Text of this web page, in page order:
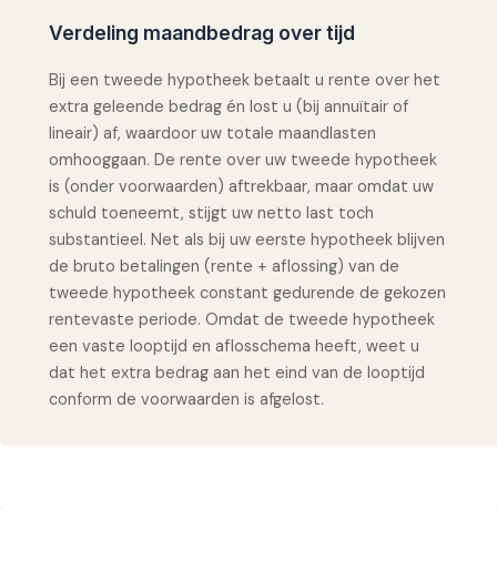
Verdeling maandbedrag over tijd
Bij een tweede hypotheek betaalt u rente over het
extra geleende bedrag én lost u (bij annuïtair of
lineair) af, waardoor uw totale maandlasten
omhooggaan. De rente over uw tweede hypotheek
is (onder voorwaarden) aftrekbaar, maar omdat uw
schuld toeneemt, stijgt uw netto last toch
substantieel. Net als bij uw eerste hypotheek blijven
de bruto betalingen (rente + aflossing) van de
tweede hypotheek constant gedurende de gekozen
rentevaste periode. Omdat de tweede hypotheek
een vaste looptijd en aflosschema heeft, weet u
dat het extra bedrag aan het eind van de looptijd
conform de voorwaarden is afgelost.